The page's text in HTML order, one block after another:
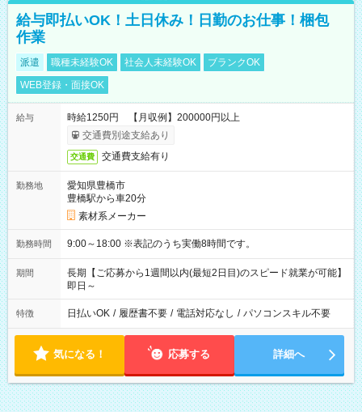
給与即払いOK！土日休み！日勤のお仕事！梱包
作業
派遣 職種未経験OK 社会人未経験OK
ブランクOK
WEB登録・面接OK
給与
時給1250円 【月収例】200000円以上
交通費別途支給あり
交通費 交通費支給有り
勤務地
愛知県豊橋市
豊橋駅から車20分
素材系メーカー
勤務時間 9:00～18:00 ※表記のうち実働8時間です。
期間
長期【ご応募から1週間以内(最短2日目)のスピード就業が可能】
即日～
特徴 日払いOK / 履歴書不要 / 電話対応なし / パソコンスキル不要
気になる！ 応募する 詳細へ